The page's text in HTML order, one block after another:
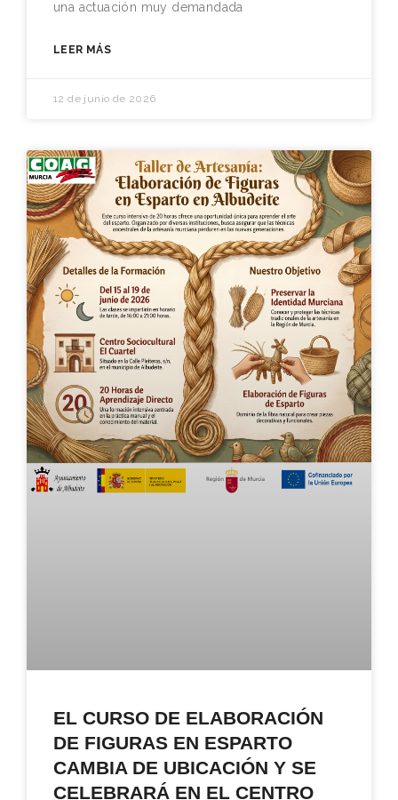
una actuación muy demandada
LEER MÁS
12 de junio de 2026
EL CURSO DE ELABORACIÓN
DE FIGURAS EN ESPARTO
CAMBIA DE UBICACIÓN Y SE
CELEBRARÁ EN EL CENTRO